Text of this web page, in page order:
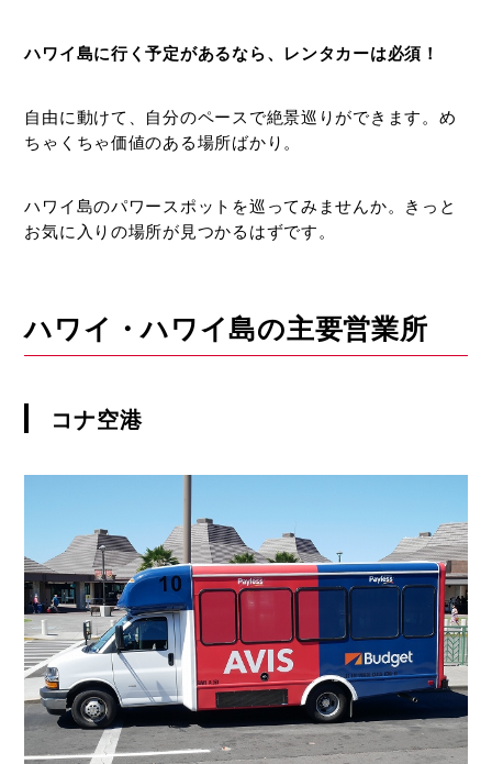
ド
が
自
在、
自
け
の
レ
ン
タ
カ
ー
で
行
ハワイ島に行く予定があるなら、レンタカーは必須！
自由に動けて、自分のペースで絶景巡りができます。め
ちゃくちゃ価値のある場所ばかり。
ハワイ島のパワースポットを巡ってみませんか。きっと
お気に入りの場所が見つかるはずです。
ハワイ・ハワイ島の主要営業所
コナ空港